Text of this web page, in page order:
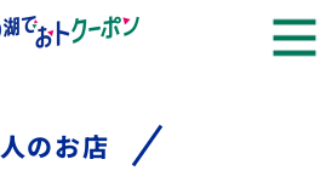
人のお店